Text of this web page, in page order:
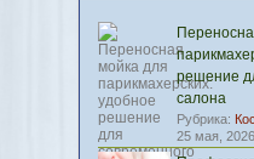
решение
салона
Рубрика:
25 мая, 2026